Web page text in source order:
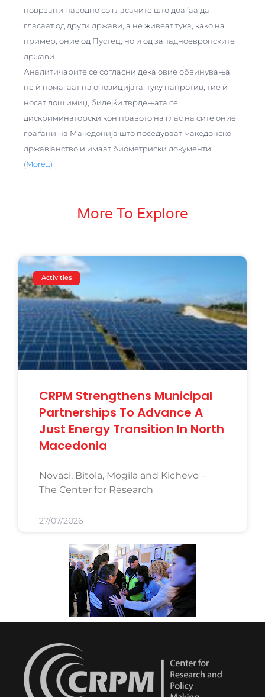
поврзани наводно со гласачите што доаѓаа да
гласаат од други држави, а не живеат тука, како на
пример, оние од Пустец, но и од западноевропските
држави.
Аналитичарите се согласни дека овие обвинувања
не ѝ помагаат на опозицијата, туку напротив, тие ѝ
носат лош имиџ, бидејќи тврдењата се
дискриминаторски кон правото на глас на сите оние
граѓани на Македонија што поседуваат македонско
државјанство и имаат биометриски документи…
(More…)
More To Explore
Activities
CRPM Strengthens Municipal
Partnerships To Advance A
Just Energy Transition In North
Macedonia
Novaci, Bitola, Mogila and Kichevo –
The Center for Research
27/07/2026